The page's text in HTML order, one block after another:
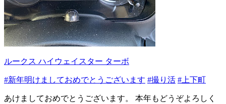
ルークス ハイウェイスター ターボ
#新年明けましておめでとうございます #撮り活 #上下町
あけましておめでとうございます。 本年もどうぞよろしく